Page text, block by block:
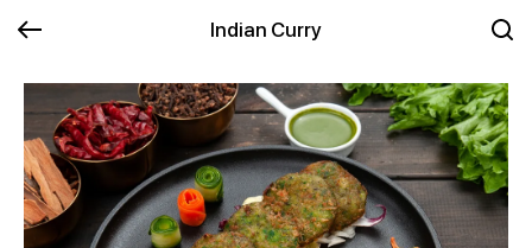
Indian Curry